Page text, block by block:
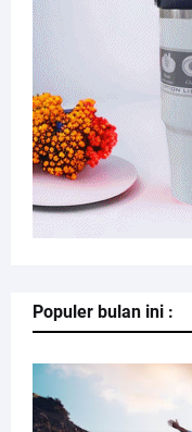
Populer bulan ini :